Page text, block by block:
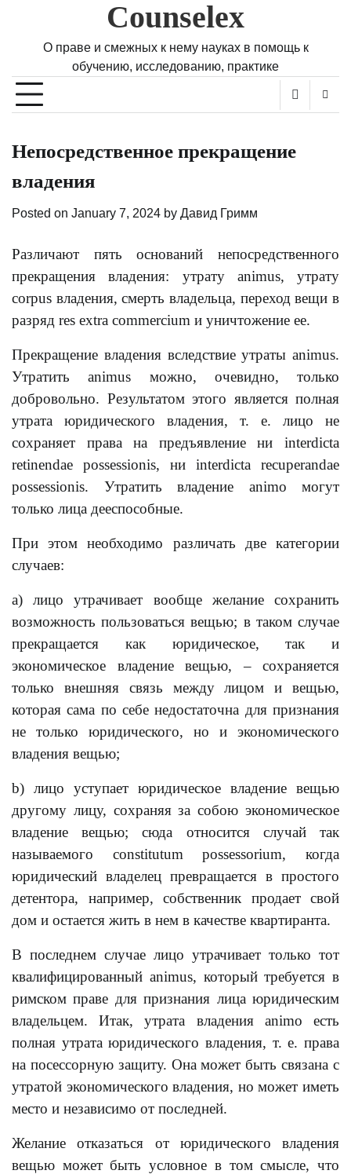
Counselex
О праве и смежных к нему науках в помощь к
обучению, исследованию, практике
Непосредственное прекращение
владения
Posted on January 7, 2024 by Давид Гримм
Различают пять оснований непосредственного
прекращения владения: утрату animus, утрату
corpus владения, смерть владельца, переход вещи в
разряд res extra commercium и уничтожение ее.
Прекращение владения вследствие утраты animus.
Утратить animus можно, очевидно, только
добровольно. Результатом этого является полная
утрата юридического владения, т. е. лицо не
сохраняет права на предъявление ни interdicta
retinendae possessionis, ни interdicta recuperandae
possessionis. Утратить владение animo могут
только лица дееспособные.
При этом необходимо различать две категории
случаев:
a) лицо утрачивает вообще желание сохранить
возможность пользоваться вещью; в таком случае
прекращается как юридическое, так и
экономическое владение вещью, – сохраняется
только внешняя связь между лицом и вещью,
которая сама по себе недостаточна для признания
не только юридического, но и экономического
владения вещью;
b) лицо уступает юридическое владение вещью
другому лицу, сохраняя за собою экономическое
владение вещью; сюда относится случай так
называемого constitutum possessorium, когда
юридический владелец превращается в простого
детентора, например, собственник продает свой
дом и остается жить в нем в качестве квартиранта.
В последнем случае лицо утрачивает только тот
квалифицированный animus, который требуется в
римском праве для признания лица юридическим
владельцем. Итак, утрата владения animo есть
полная утрата юридического владения, т. е. права
на посессорную защиту. Она может быть связана с
утратой экономического владения, но может иметь
место и независимо от последней.
Желание отказаться от юридического владения
вещью может быть условное в том смысле, что